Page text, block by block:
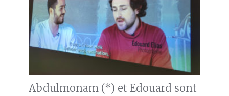
Abdulmonam (*) et Edouard sont